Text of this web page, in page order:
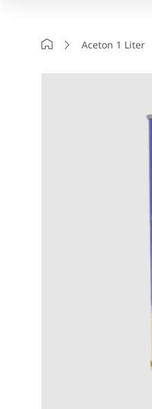
StartseiteAceton 1 Liter